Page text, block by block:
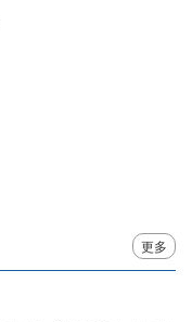
更多